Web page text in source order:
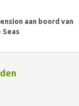
aan boord van
Seas